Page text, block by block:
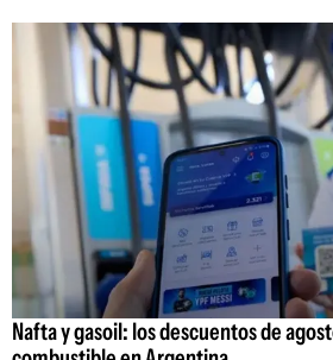
Nafta y gasoil: los descuentos de